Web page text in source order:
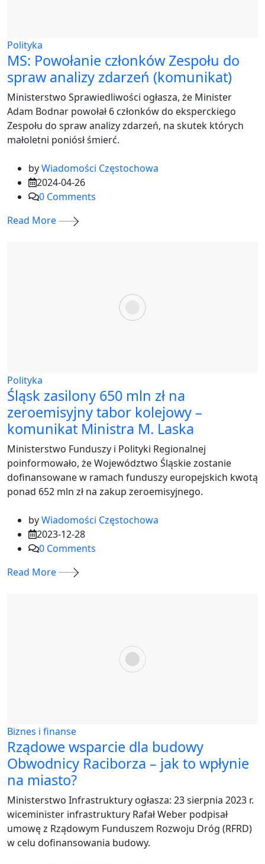
Polityka
MS: Powołanie członków Zespołu do
spraw analizy zdarzeń (komunikat)
Ministerstwo Sprawiedliwości ogłasza, że Minister
Adam Bodnar powołał 6 członków do eksperckiego
Zespołu do spraw analizy zdarzeń, na skutek których
małoletni poniósł śmierć.
byWiadomości Częstochowa
2024-04-26
0 Comments
Read More
Polityka
Śląsk zasilony 650 mln zł na
zeroemisyjny tabor kolejowy –
komunikat Ministra M. Laska
Ministerstwo Funduszy i Polityki Regionalnej
poinformowało, że Województwo Śląskie zostanie
dofinansowane w ramach funduszy europejskich kwotą
ponad 652 mln zł na zakup zeroemisyjnego.
byWiadomości Częstochowa
2023-12-28
0 Comments
Read More
Biznes i finanse
Rządowe wsparcie dla budowy
Obwodnicy Raciborza – jak to wpłynie
na miasto?
Ministerstwo Infrastruktury ogłasza: 23 sierpnia 2023 r.
wiceminister infrastruktury Rafał Weber podpisał
umowę z Rządowym Funduszem Rozwoju Dróg (RFRD)
w celu dofinansowania budowy.